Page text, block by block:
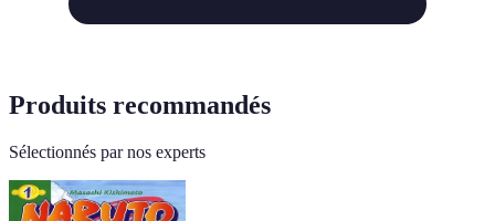
Produits recommandés
Sélectionnés par nos experts